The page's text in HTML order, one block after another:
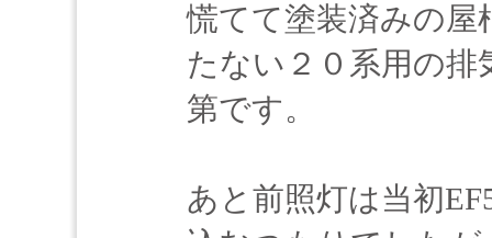
慌てて塗装済みの屋
たない２０系用の
第です。
あと前照灯は当初